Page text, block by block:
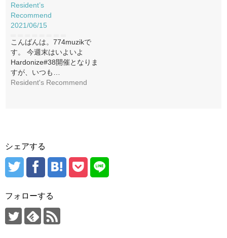
Resident’s
Recommend
2021/06/15
こんばんは。774muzikで
す。 今週末はいよいよ
Hardonize#38開催となりま
すが、いつも…
Resident's Recommend
シェアする
フォローする